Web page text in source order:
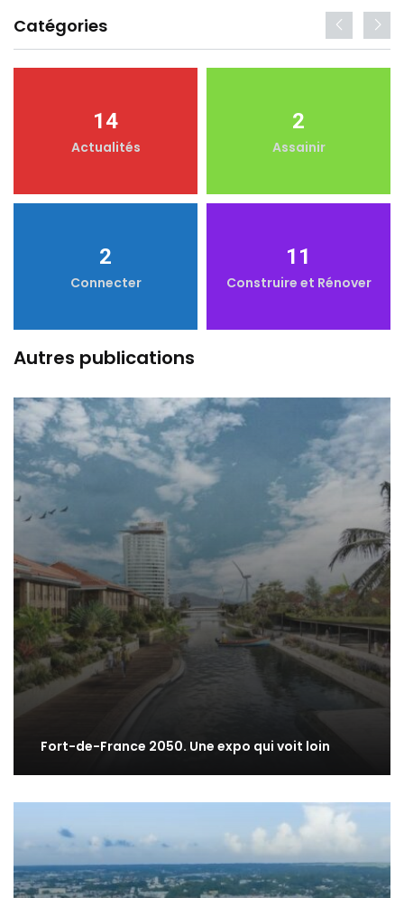
Catégories
14
Actualités
2
Assainir
2
Connecter
11
Construire et Rénover
Autres publications
Fort-de-France 2050. Une expo qui voit loin